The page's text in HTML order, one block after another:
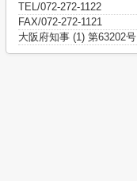
TEL/072-272-1122
FAX/072-272-1121
大阪府知事 (1) 第63202号